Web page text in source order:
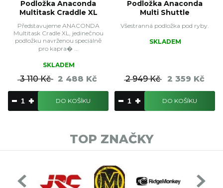
Podložka Anaconda
Multitask Craddle XL
Představujeme ANACONDA
Multitask Cradle XL, jedinečnou
podložku navrženou speciálně
pro kapra� ...
SKLADEM
3 110 Kč 2 488 Kč
DO KOŠÍKU
Podložka Anaconda
Multi Shuttle
Všestranná podložka pod ryby.
SKLADEM
2 949 Kč 2 359 Kč
DO KOŠÍKU
TOP ZNAČKY